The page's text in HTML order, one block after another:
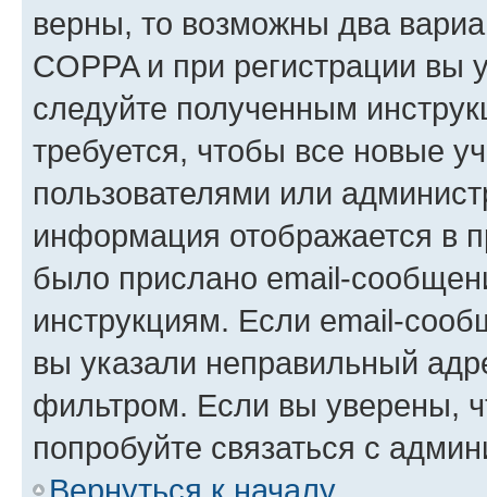
верны, то возможны два
COPPA и при регистрации вы
следуйте полученным
требуется, чтобы все новые
пользователями или
информация отображается в
было прислано email-
инструкциям. Если email-
вы указали неправильный
фильтром. Если вы уверены,
попробуйте связаться с
Вернуться к началу